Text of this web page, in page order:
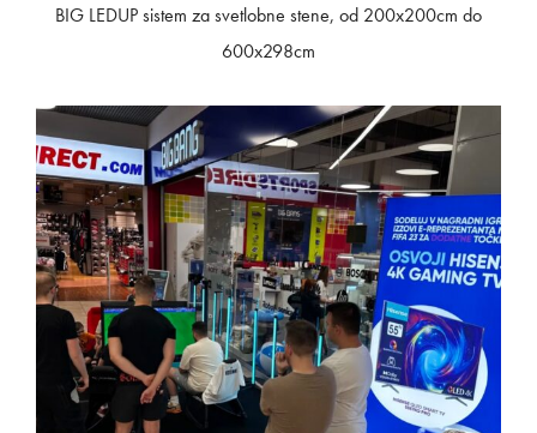
BIG LEDUP sistem za svetlobne stene, od 200x200cm do
600x298cm